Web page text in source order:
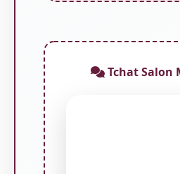
Tchat Salon